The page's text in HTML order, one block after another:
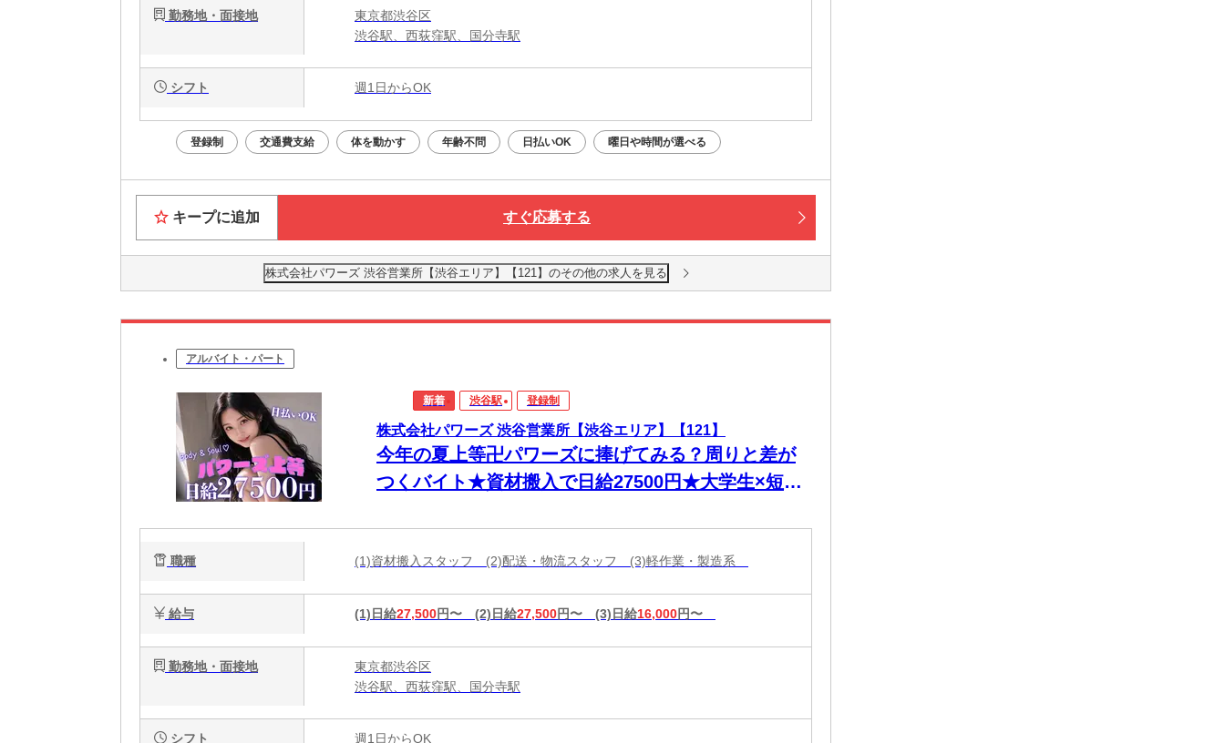
勤務地・面接地
東京都渋谷区
渋谷駅、西荻窪駅、国分寺駅
シフト 週1日からOK
登録制 交通費支給 体を動かす 年齢不問 日払いOK 曜日や時間が選べる
キープに追加 すぐ応募する
株式会社パワーズ 渋谷営業所【渋谷エリア】【121】のその他の求人を見る
アルバイト・パート
新着 渋谷駅 登録制
株式会社パワーズ 渋谷営業所【渋谷エリア】【121】
今年の夏上等卍パワーズに捧げてみる？周りと差が
つくバイト★資材搬入で日給27500円★大学生×短期
職種 (1)資材搬入スタッフ (2)配送・物流スタッフ (3)軽作業・製造系
給与 (1)日給27,500円〜 (2)日給27,500円〜 (3)日給16,000円〜
勤務地・面接地
東京都渋谷区
渋谷駅、西荻窪駅、国分寺駅
シフト 週1日からOK